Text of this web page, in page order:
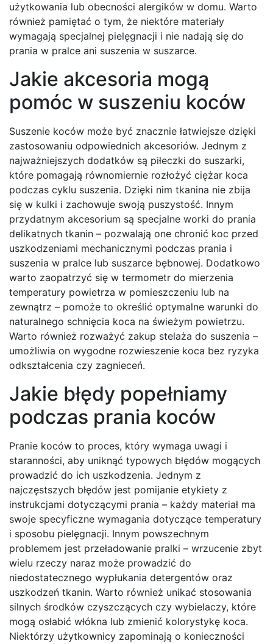
użytkowania lub obecności alergików w domu. Warto
również pamiętać o tym, że niektóre materiały
wymagają specjalnej pielęgnacji i nie nadają się do
prania w pralce ani suszenia w suszarce.
Jakie akcesoria mogą
pomóc w suszeniu koców
Suszenie koców może być znacznie łatwiejsze dzięki
zastosowaniu odpowiednich akcesoriów. Jednym z
najważniejszych dodatków są piłeczki do suszarki,
które pomagają równomiernie rozłożyć ciężar koca
podczas cyklu suszenia. Dzięki nim tkanina nie zbija
się w kulki i zachowuje swoją puszystość. Innym
przydatnym akcesorium są specjalne worki do prania
delikatnych tkanin – pozwalają one chronić koc przed
uszkodzeniami mechanicznymi podczas prania i
suszenia w pralce lub suszarce bębnowej. Dodatkowo
warto zaopatrzyć się w termometr do mierzenia
temperatury powietrza w pomieszczeniu lub na
zewnątrz – pomoże to określić optymalne warunki do
naturalnego schnięcia koca na świeżym powietrzu.
Warto również rozważyć zakup stelaża do suszenia –
umożliwia on wygodne rozwieszenie koca bez ryzyka
odkształcenia czy zagnieceń.
Jakie błędy popełniamy
podczas prania koców
Pranie koców to proces, który wymaga uwagi i
staranności, aby uniknąć typowych błędów mogących
prowadzić do ich uszkodzenia. Jednym z
najczęstszych błędów jest pomijanie etykiety z
instrukcjami dotyczącymi prania – każdy materiał ma
swoje specyficzne wymagania dotyczące temperatury
i sposobu pielęgnacji. Innym powszechnym
problemem jest przeładowanie pralki – wrzucenie zbyt
wielu rzeczy naraz może prowadzić do
niedostatecznego wypłukania detergentów oraz
uszkodzeń tkanin. Warto również unikać stosowania
silnych środków czyszczących czy wybielaczy, które
mogą osłabić włókna lub zmienić kolorystykę koca.
Niektórzy użytkownicy zapominają o konieczności